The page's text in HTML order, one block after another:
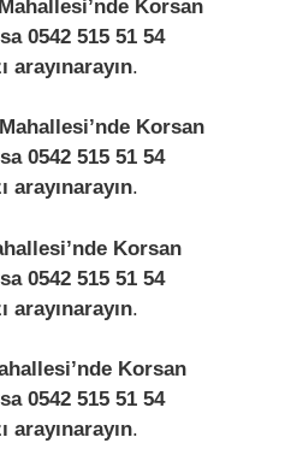
Korsan
0542 515 51 54
arayınarayın.
Korsan
0542 515 51 54
arayınarayın.
Korsan
0542 515 51 54
arayınarayın.
Korsan
0542 515 51 54
arayınarayın.